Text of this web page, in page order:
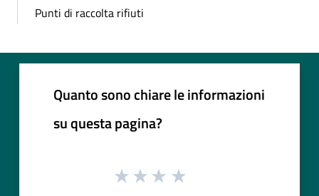
Punti di raccolta rifiuti
Quanto sono chiare le informazioni
su questa pagina?